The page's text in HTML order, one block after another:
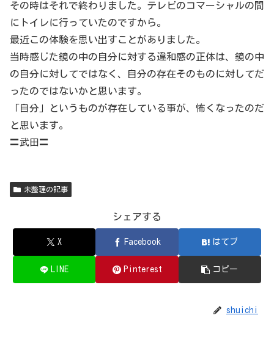
その時はそれで終わりました。テレビのコマーシャルの間
にトイレに行っていたのですから。
最近この体験を思い出すことがありました。
当時感じた鏡の中の自分に対する違和感の正体は、鏡の中
の自分に対してではなく、自分の存在そのものに対してだ
ったのではないかと思います。
「自分」というものが存在している事が、怖くなったのだ
と思います。
〓武田〓
未整理の記事
シェアする
X Facebook はてブ
LINE Pinterest コピー
shuichi